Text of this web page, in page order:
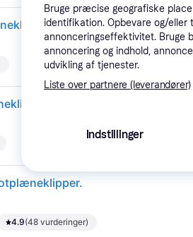
- Roborock
4.9(48 vurderinger)
Bruge præcise geografiske
identifikation. Opbevare og/eller
annonceringseffektivitet. Bruge
annoncering og indhold,
udvikling af tjenester.
Liste over partnere (leverandører)
Indstillinger